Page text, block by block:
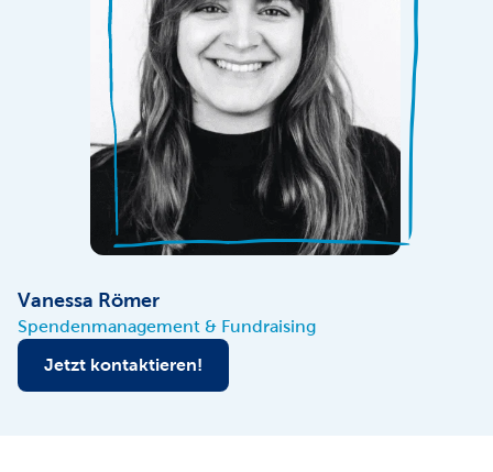
Vanessa Römer
Spendenmanagement & Fundraising
Jetzt kontaktieren!